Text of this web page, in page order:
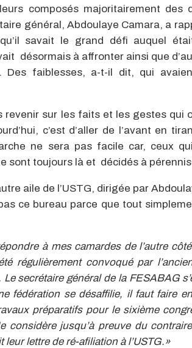
composés majoritairement des
général, Abdoulaye Camara, a
savait le grand défi auquel
désormais à affronter ainsi que
Des faiblesses, a-t-il dit, qui
revenir sur les faits et les gestes qui
c’est d’aller de l’avant en
ne sera pas facile car, ceux
sont toujours là et décidés à
aile de l’USTG, dirigée par
ce bureau parce que tout
à mes camardes de l’autre
régulièrement convoqué par
Le secrétaire général de la FESABAG
fédération se désaffilie, il faut faire
préparatifs pour le sixième
considère jusqu’à preuve du
leur lettre de ré-afiliation à l’USTG.»